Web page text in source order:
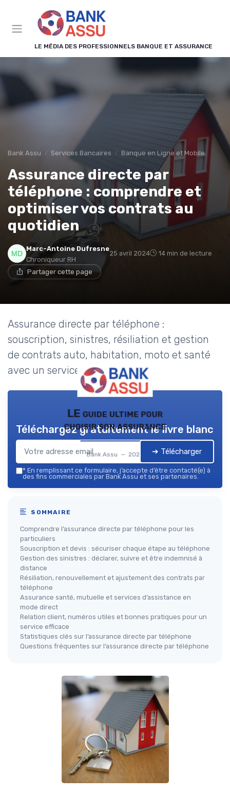
LE MÉDIA DES PROFESSIONNELS BANQUE ET ASSURANCE
Bank Assu Services Bancaires Banque en Ligne et Mobile
Assurance directe par
téléphone : comprendre et
optimiser vos contrats au
quotidien
Marc-Antoine Dufresne
Chroniqueur RH
25 avril 2024 14 min de lecture
Partager cette page
Assurance directe par téléphone :
souscription, sinistres, résiliation et gestion
de contrats auto, habitation, moto et santé
avec un service client expert.
LE guide ultime pour
choisir son assurance
Bank Assu — 2026
Téléchargez gratuitement le livre blanc
➔ Télécharger
* En remplissant ce formulaire, j’accepte d’être contacté(e) à
des fins commerciales par Bank Assu et ses partenaires.
SOMMAIRE
Comprendre l’assurance directe par téléphone pour les
particuliers
Souscription et devis : sécuriser chaque étape au téléphone
Gestion des sinistres : déclarer, suivre et être indemnisé à
distance
Résiliation, renouvellement et ajustement des contrats par
téléphone
Assurance santé, mutuelle et services d’assistance en
mode direct
Relation client, numéros utiles et bonnes pratiques pour un
service efficace
Statistiques clés sur l’assurance directe par téléphone
Questions fréquentes sur l’assurance directe par téléphone